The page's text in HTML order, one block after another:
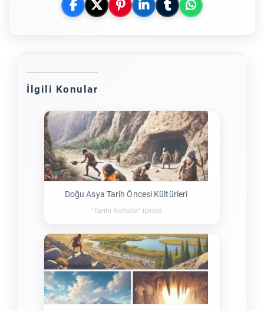
İlgili Konular
Doğu Asya Tarih Öncesi Kültürleri
"Tarihi Konular" içinde